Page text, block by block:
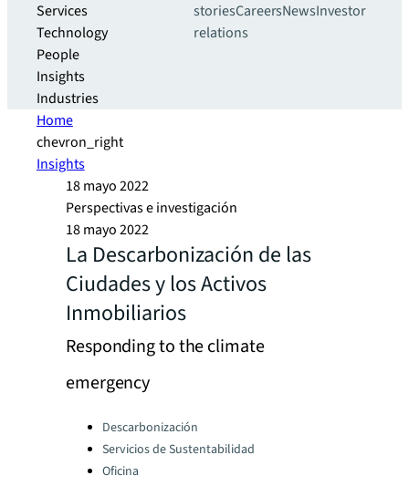
Services
Technology
People
Insights
Industries
storiesCareersNewsInvestor
relations
Home
chevron_right
Insights
18 mayo 2022
Perspectivas e investigación
18 mayo 2022
La Descarbonización de las
Ciudades y los Activos
Inmobiliarios
Responding to the climate
emergency
Categories:Descarbonización
Servicios de Sustentabilidad
Oficina